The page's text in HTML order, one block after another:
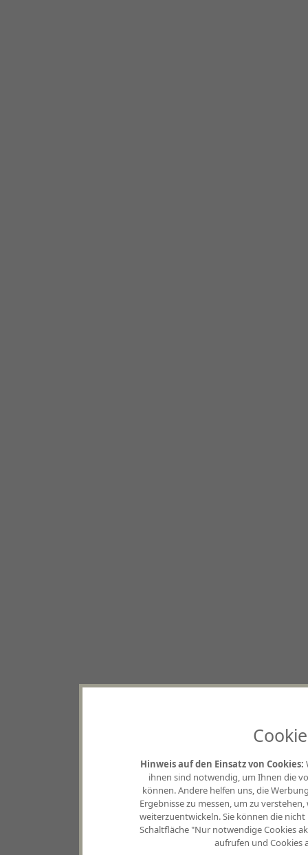
Hinweis auf den Einsatz von Cookies:
ihnen sind notwendig, um Ihnen die
können. Andere helfen uns, die
Ergebnisse zu messen, um zu
weiterzuentwickeln. Sie können die
Schaltfläche "Nur notwendige Cookies
aufrufen und Cookies